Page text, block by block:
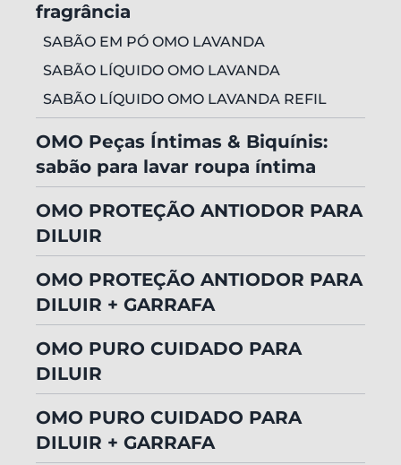
fragrância
SABÃO EM PÓ OMO LAVANDA
SABÃO LÍQUIDO OMO LAVANDA
SABÃO LÍQUIDO OMO LAVANDA REFIL
OMO Peças Íntimas & Biquínis:
sabão para lavar roupa íntima
OMO PROTEÇÃO ANTIODOR PARA
DILUIR
OMO PROTEÇÃO ANTIODOR PARA
DILUIR + GARRAFA
OMO PURO CUIDADO PARA
DILUIR
OMO PURO CUIDADO PARA
DILUIR + GARRAFA